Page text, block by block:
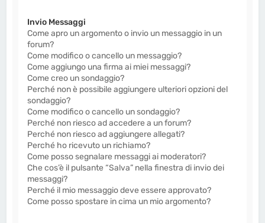
Invio Messaggi
Come apro un argomento o invio un messaggio in un
forum?
Come modifico o cancello un messaggio?
Come aggiungo una firma ai miei messaggi?
Come creo un sondaggio?
Perché non è possibile aggiungere ulteriori opzioni del
sondaggio?
Come modifico o cancello un sondaggio?
Perché non riesco ad accedere a un forum?
Perché non riesco ad aggiungere allegati?
Perché ho ricevuto un richiamo?
Come posso segnalare messaggi ai moderatori?
Che cos’è il pulsante “Salva” nella finestra di invio dei
messaggi?
Perché il mio messaggio deve essere approvato?
Come posso spostare in cima un mio argomento?